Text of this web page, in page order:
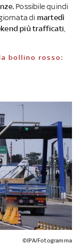
Possibile quindi
di martedì
più trafficati
©IPA/Fotogramma